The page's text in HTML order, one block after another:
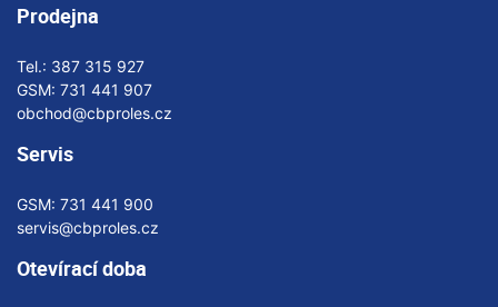
Prodejna
Tel.: 387 315 927
GSM: 731 441 907
obchod@cbproles.cz
Servis
GSM: 731 441 900
servis@cbproles.cz
Otevírací doba